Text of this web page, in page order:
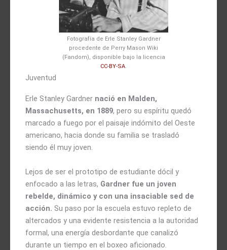
Fotografía de Erle Stanley Gardner
procedente de Perry Mason Wiki
(Fandom), disponible bajo la licencia
CC-BY-SA.
Juventud
Erle Stanley Gardner nació en Malden,
Massachusetts, en 1889, pero su espíritu quedó
marcado a fuego por el paisaje indómito del Oeste
americano, hacia donde su familia se trasladó
siendo él muy joven.
Lejos de ser el prototipo de estudiante dócil y
enfocado a las letras, Gardner fue un joven
rebelde, dinámico y con una insaciable sed de
acción. Su paso por la escuela estuvo repleto de
altercados y una evidente resistencia a la autoridad
formal, una energía desbordante que canalizó
durante un tiempo en el boxeo aficionado.